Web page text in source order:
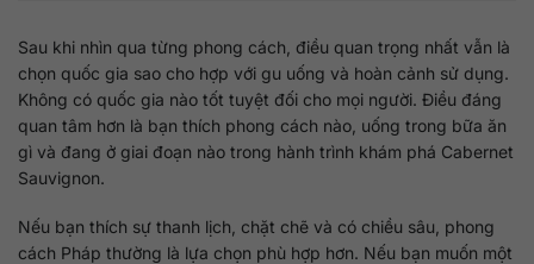
Sau khi nhìn qua từng phong cách, điều quan trọng nhất vẫn là
chọn quốc gia sao cho hợp với gu uống và hoàn cảnh sử dụng.
Không có quốc gia nào tốt tuyệt đối cho mọi người. Điều đáng
quan tâm hơn là bạn thích phong cách nào, uống trong bữa ăn
gì và đang ở giai đoạn nào trong hành trình khám phá Cabernet
Sauvignon.
Nếu bạn thích sự thanh lịch, chặt chẽ và có chiều sâu, phong
cách Pháp thường là lựa chọn phù hợp hơn. Nếu bạn muốn một